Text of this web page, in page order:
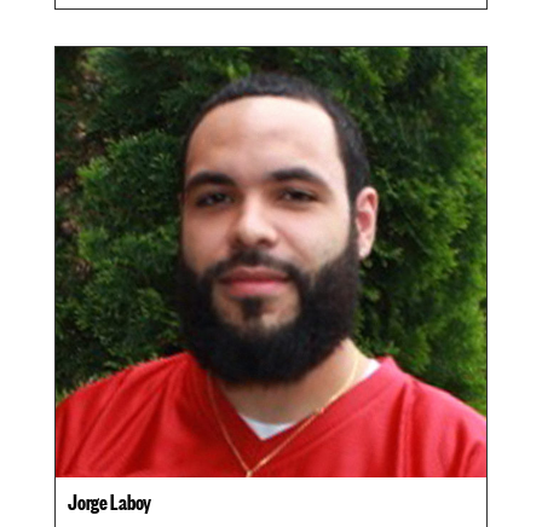
Jorge Laboy